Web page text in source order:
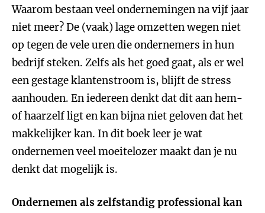
Waarom bestaan veel ondernemingen na vijf jaar
niet meer? De (vaak) lage omzetten wegen niet
op tegen de vele uren die ondernemers in hun
bedrijf steken. Zelfs als het goed gaat, als er wel
een gestage klantenstroom is, blijft de stress
aanhouden. En iedereen denkt dat dit aan hem-
of haarzelf ligt en kan bijna niet geloven dat het
makkelijker kan. In dit boek leer je wat
ondernemen veel moeitelozer maakt dan je nu
denkt dat mogelijk is.
Ondernemen als zelfstandig professional kan